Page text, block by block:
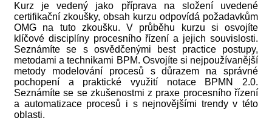
Kurz je vedený jako příprava na složení uvedené
certifikační zkoušky, obsah kurzu odpovídá požadavkům
OMG na tuto zkoušku. V průběhu kurzu si osvojíte
klíčové disciplíny procesního řízení a jejich souvislosti.
Seznámíte se s osvědčenými best practice postupy,
metodami a technikami BPM. Osvojíte si nejpoužívanější
metody modelování procesů s důrazem na správné
pochopení a praktické využití notace BPMN 2.0.
Seznámíte se se zkušenostmi z praxe procesního řízení
a automatizace procesů i s nejnovějšími trendy v této
oblasti.